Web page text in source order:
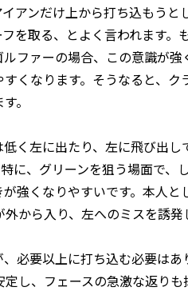
アンだけ上から打ち込もうと
を取る、とよく言われます。
ファーの場合、この意識が
くなります。そうなると、ク
。
く左に出たり、左に飛び出し
に、グリーンを狙う場面で、
強くなりやすいです。本人と
から入り、左へのミスを誘発
必要以上に打ち込む必要は
し、フェースの急激な返りも